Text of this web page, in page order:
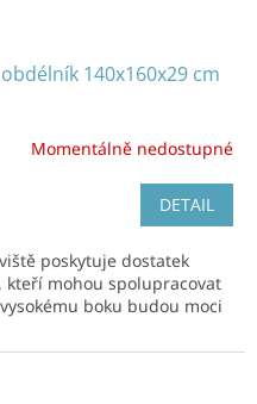
140x160x29 cm
Momentálně nedostupné
DETAIL
poskytuje dostatek
mohou spolupracovat
boku budou moci